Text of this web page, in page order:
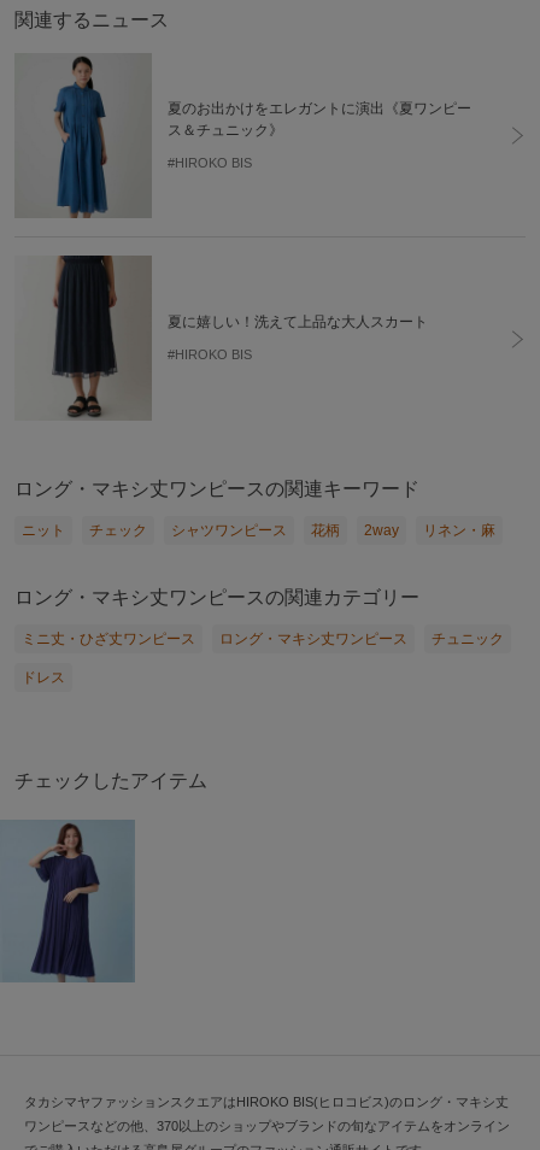
関連するニュース
夏のお出かけをエレガントに演出《夏ワンピー
ス＆チュニック》
#HIROKO BIS
夏に嬉しい！洗えて上品な大人スカート
#HIROKO BIS
ロング・マキシ丈ワンピースの関連キーワード
ニット チェック シャツワンピース 花柄 2way リネン・麻
ロング・マキシ丈ワンピースの関連カテゴリー
ミニ丈・ひざ丈ワンピース ロング・マキシ丈ワンピース チュニック
ドレス
チェックしたアイテム
タカシマヤファッションスクエアはHIROKO BIS(ヒロコビス)のロング・マキシ丈
ワンピースなどの他、370以上のショップやブランドの旬なアイテムをオンライン